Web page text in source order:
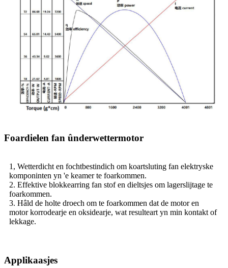
Foardielen fan ûnderwettermotor
1, Wetterdicht en fochtbestindich om koartsluting fan elektryske
komponinten yn 'e keamer te foarkommen.
2. Effektive blokkearring fan stof en dieltsjes om lagerslijtage te
foarkommen.
3. Hâld de holte droech om te foarkommen dat de motor en
motor korrodearje en oksidearje, wat resulteart yn min kontakt of
lekkage.
Applikaasjes